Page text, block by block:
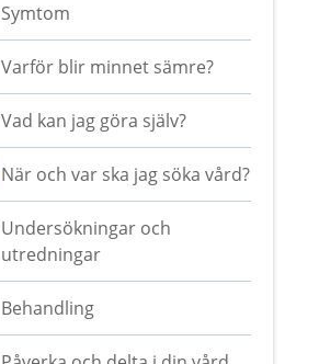
Symtom
Varför blir minnet sämre?
Vad kan jag göra själv?
När och var ska jag söka vård?
Undersökningar och
utredningar
Behandling